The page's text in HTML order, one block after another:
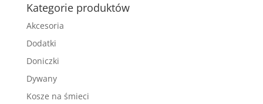
Kategorie produktów
Akcesoria
Dodatki
Doniczki
Dywany
Kosze na śmieci